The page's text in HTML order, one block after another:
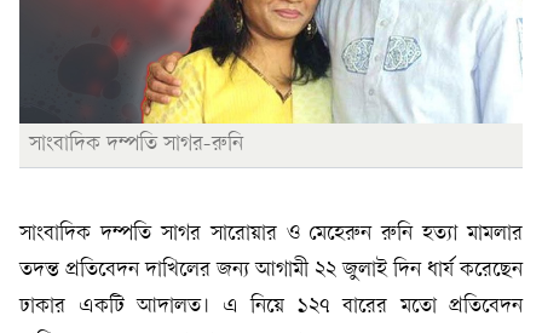
সাংবাদিক দম্পতি সাগর-রুনি
সাংবাদিক দম্পতি সাগর সারোয়ার ও মেহেরুন রুনি হত্যা মামলার
তদন্ত প্রতিবেদন দাখিলের জন্য আগামী ২২ জুলাই দিন ধার্য করেছেন
ঢাকার একটি আদালত। এ নিয়ে ১২৭ বারের মতো প্রতিবেদন